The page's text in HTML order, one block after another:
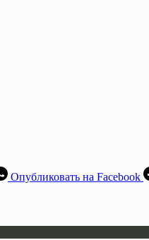
Опубликовать на Facebook